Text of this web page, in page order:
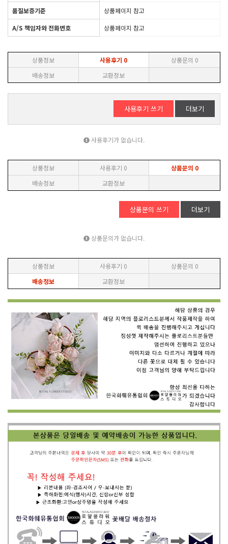
품질보증기준
상품페이지 참고
A/S 책임자와 전화번호
상품페이지 참고
상품정보 사용후기 0 상품문의 0
배송정보
교환정보
사용후기 쓰기 더보기
사용후기가 없습니다.
상품정보 사용후기 0 상품문의 0
배송정보
교환정보
상품문의 쓰기 더보기
상품문의가 없습니다.
상품정보 사용후기 0 상품문의 0
배송정보
교환정보